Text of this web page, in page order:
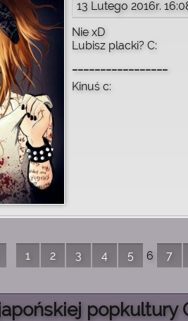
13 Lutego 2016r.
Nie xD
Lubisz placki? C:
_________________
Kinuś c:
1 2 3 4 5 6 7
popkultury